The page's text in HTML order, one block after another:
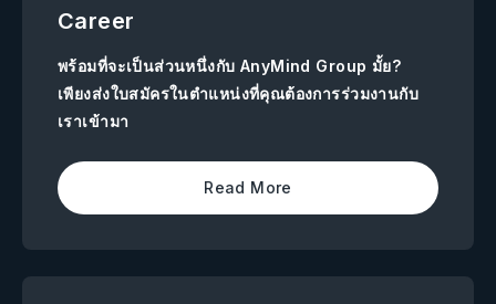
Career
พร้อมที่จะเป็นส่วนหนึ่งกับ AnyMind Group มั้ย?
เพียงส่งใบสมัครในตำแหน่งที่คุณต้องการร่วมงานกับ
เราเข้ามา
Read More